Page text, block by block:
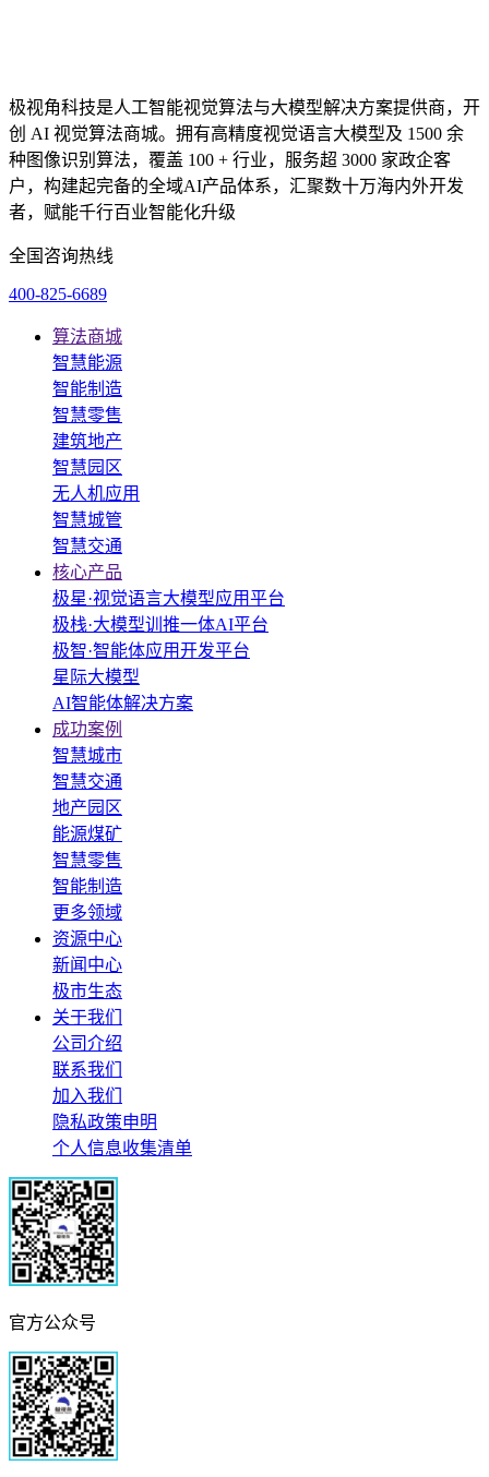
极视角科技是人工智能视觉算法与大模型解决方案提供商，开
创 AI 视觉算法商城。拥有高精度视觉语言大模型及 1500 余
种图像识别算法，覆盖 100 + 行业，服务超 3000 家政企客
户，构建起完备的全域AI产品体系，汇聚数十万海内外开发
者，赋能千行百业智能化升级
全国咨询热线
400-825-6689
算法商城
智慧能源
智能制造
智慧零售
建筑地产
智慧园区
无人机应用
智慧城管
智慧交通
核心产品
极星·视觉语言大模型应用平台
极栈·大模型训推一体AI平台
极智·智能体应用开发平台
星际大模型
AI智能体解决方案
成功案例
智慧城市
智慧交通
地产园区
能源煤矿
智慧零售
智能制造
更多领域
资源中心
新闻中心
极市生态
关于我们
公司介绍
联系我们
加入我们
隐私政策申明
个人信息收集清单
官方公众号